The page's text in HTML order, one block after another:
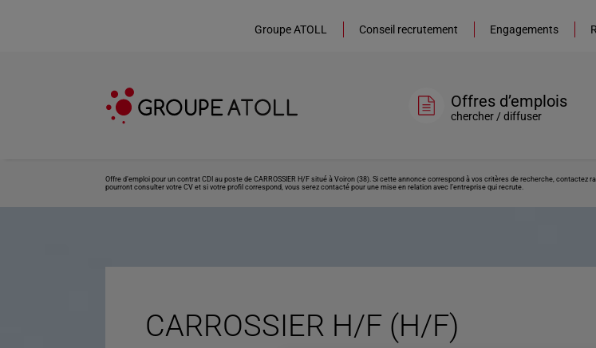
Groupe ATOLL Conseil recrutement Engagements
Offres d’emplois
chercher / diffuser
Offre d’emploi pour un contrat CDI au poste de CARROSSIER H/F situé à Voiron (38). Si cette annonce correspond à vos critères de recherche,
pourront consulter votre CV et si votre profil correspond, vous serez contacté pour une mise en relation avec l’entreprise qui recrute.
CARROSSIER H/F (H/F)